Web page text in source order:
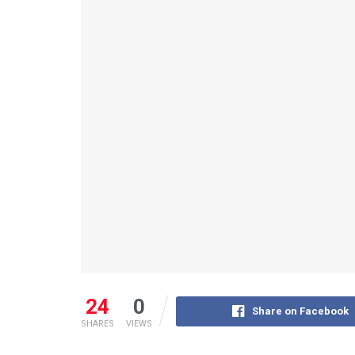
24
SHARES
0
VIEWS
Share on Facebook